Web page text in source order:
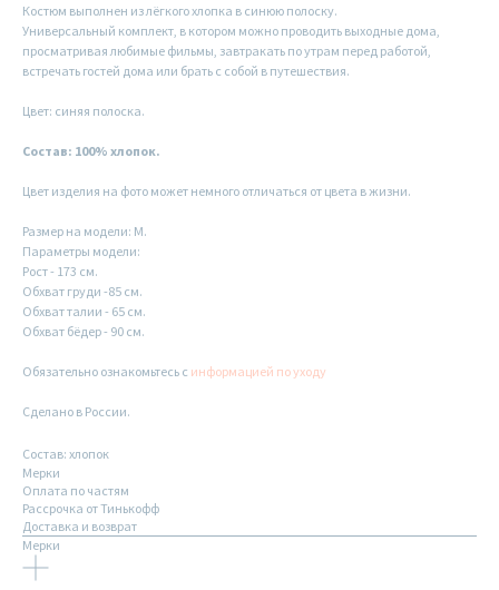
Костюм выполнен из лёгкого хлопка в синюю полоску.
Универсальный комплект, в котором можно проводить выходные дома,
просматривая любимые фильмы, завтракать по утрам перед работой,
встречать гостей дома или брать с собой в путешествия.
Цвет: синяя полоска.
Состав: 100% хлопок.
Цвет изделия на фото может немного отличаться от цвета в жизни.
Размер на модели: M.
Параметры модели:
Рост - 173 см.
Обхват груди -85 см.
Обхват талии - 65 см.
Обхват бёдер - 90 см.
Обязательно ознакомьтесь с информацией по уходу
Сделано в России.
Состав: хлопок
Мерки
Оплата по частям
Рассрочка от Тинькофф
Доставка и возврат
Мерки